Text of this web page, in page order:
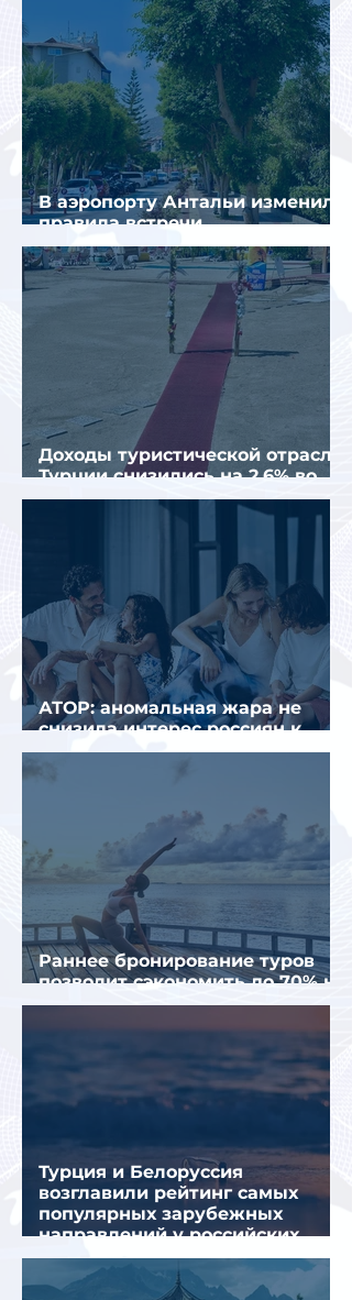
В аэропорту Антальи изменили
правила встречи
организованных туристов
Доходы туристической отрасли
Турции снизились на 2,6% во
втором квартале 2026 года
АТОР: аномальная жара не
снизила интерес россиян к
летнему отдыху в Европе
Раннее бронирование туров
позволит сэкономить до 70% на
летнем отдыхе — АТОР
Турция и Белоруссия
возглавили рейтинг самых
популярных зарубежных
направлений у российских
туристов летом